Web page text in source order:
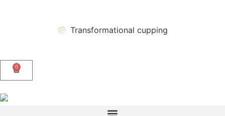
Transformational cupping
0